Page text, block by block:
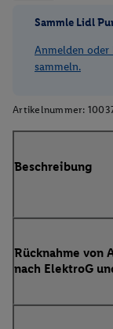
Sammle Lidl
Anmelden
sammeln.
Artikelnummer:
Beschreibung
Rücknahme von
nach ElektroG